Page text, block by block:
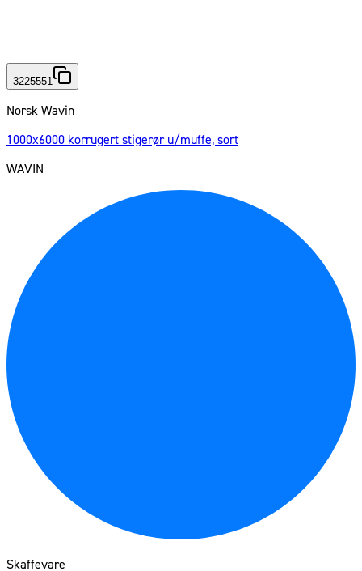
3225551
Norsk Wavin
1000x6000 korrugert stigerør u/muffe, sort
WAVIN
Skaffevare